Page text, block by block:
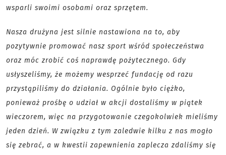
wsparli swoimi osobami oraz sprzętem.
Nasza drużyna jest silnie nastawiona na to, aby
pozytywnie promować nasz sport wśród społeczeństwa
oraz móc zrobić coś naprawdę pożytecznego. Gdy
usłyszeliśmy, że możemy wesprzeć fundację od razu
przystąpiliśmy do działania. Ogólnie było ciężko,
ponieważ prośbę o udział w akcji dostaliśmy w piątek
wieczorem, więc na przygotowanie czegokolwiek mieliśmy
jeden dzień. W związku z tym zaledwie kilku z nas mogło
się zebrać, a w kwestii zapewnienia zaplecza zdaliśmy się